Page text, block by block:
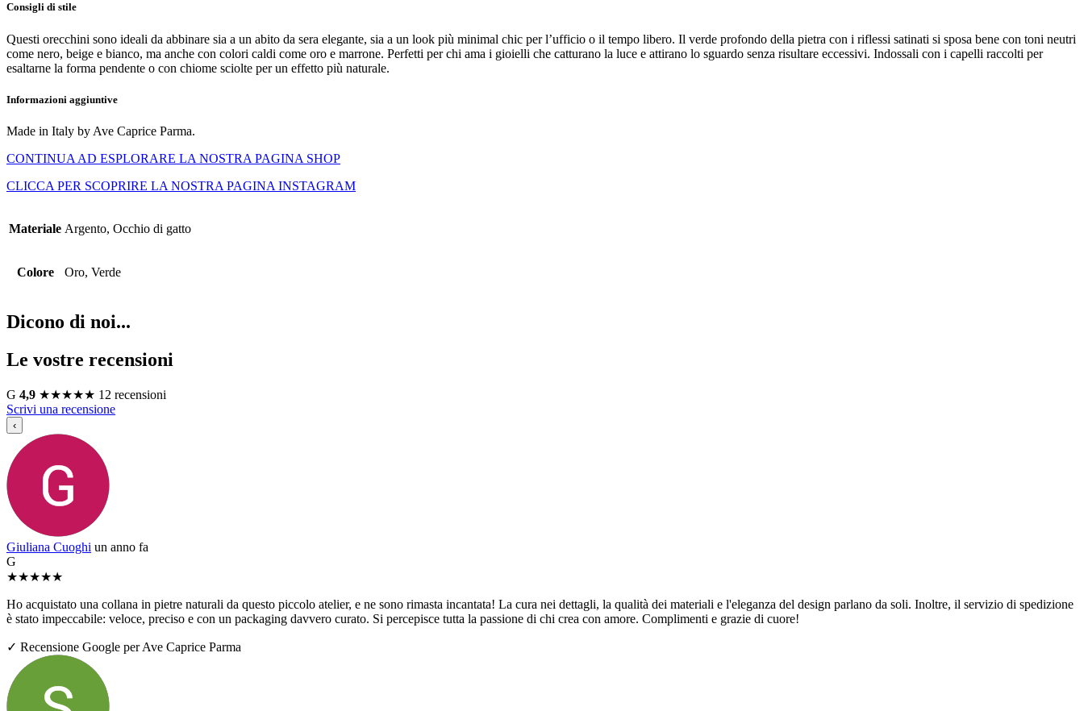
Consigli di stile
Questi orecchini sono ideali da abbinare sia a un abito da sera elegante, sia a un look più minimal chic per l’ufficio o il tempo libero. Il verde profondo della pietra con i riflessi satinati si sposa bene con toni neutri
come nero, beige e bianco, ma anche con colori caldi come oro e marrone. Perfetti per chi ama i gioielli che catturano la luce e attirano lo sguardo senza risultare eccessivi. Indossali con i capelli raccolti per
esaltarne la forma pendente o con chiome sciolte per un effetto più naturale.
Informazioni aggiuntive
Made in Italy by Ave Caprice Parma.
CONTINUA AD ESPLORARE LA NOSTRA PAGINA SHOP
CLICCA PER SCOPRIRE LA NOSTRA PAGINA INSTAGRAM
Materiale Argento, Occhio di gatto
Colore Oro, Verde
Dicono di noi...
Le vostre recensioni
G 4,9 ★★★★★ 12 recensioni
Scrivi una recensione
‹
Giuliana Cuoghi un anno fa
G
★★★★★
Ho acquistato una collana in pietre naturali da questo piccolo atelier, e ne sono rimasta incantata! La cura nei dettagli, la qualità dei materiali e l'eleganza del design parlano da soli. Inoltre, il servizio di spedizione
è stato impeccabile: veloce, preciso e con un packaging davvero curato. Si percepisce tutta la passione di chi crea con amore. Complimenti e grazie di cuore!
✓ Recensione Google per Ave Caprice Parma